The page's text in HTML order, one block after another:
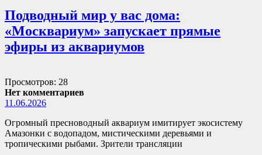
Подводный мир у вас дома:
«Москвариум» запускает прямые
эфиры из аквариумов
Просмотров: 28
Нет комментариев
11.06.2026
Огромный пресноводный аквариум имитирует экосистему
Амазонки с водопадом, мистическими деревьями и
тропическими рыбами. Зрители трансляции